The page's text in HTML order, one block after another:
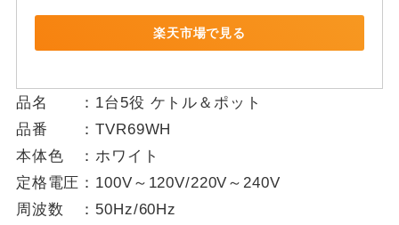
楽天市場で見る
品名 ：1台5役 ケトル＆ポット
品番 ：TVR69WH
本体色 ：ホワイト
定格電圧：100V～120V/220V～240V
周波数 ：50Hz/60Hz